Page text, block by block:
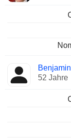
52 Jahre